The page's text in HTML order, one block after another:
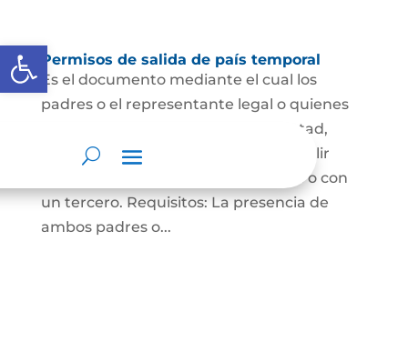
Abrir barra de herramientas
Permisos de salida de país temporal
Es el documento mediante el cual los
padres o el representante legal o quienes
sean los titulares de la patria potestad,
autorizan a los menores de edad a salir
del país solo, con uno de sus padres o con
un tercero. Requisitos: La presencia de
ambos padres o...